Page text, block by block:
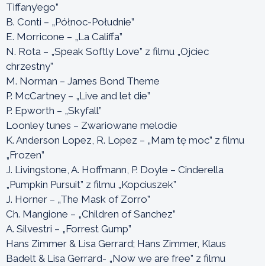
Tiffany’ego”
B. Conti – „Północ-Południe”
E. Morricone – „La Califfa”
N. Rota – „Speak Softly Love” z filmu „Ojciec
chrzestny”
M. Norman – James Bond Theme
P. McCartney – „Live and let die”
P. Epworth – „Skyfall”
Loonley tunes – Zwariowane melodie
K. Anderson Lopez, R. Lopez – „Mam tę moc” z filmu
„Frozen”
J. Livingstone, A. Hoffmann, P. Doyle – Cinderella
„Pumpkin Pursuit” z filmu „Kopciuszek”
J. Horner – „The Mask of Zorro”
Ch. Mangione – „Children of Sanchez”
A. Silvestri – „Forrest Gump”
Hans Zimmer & Lisa Gerrard; Hans Zimmer, Klaus
Badelt & Lisa Gerrard- „Now we are free” z filmu